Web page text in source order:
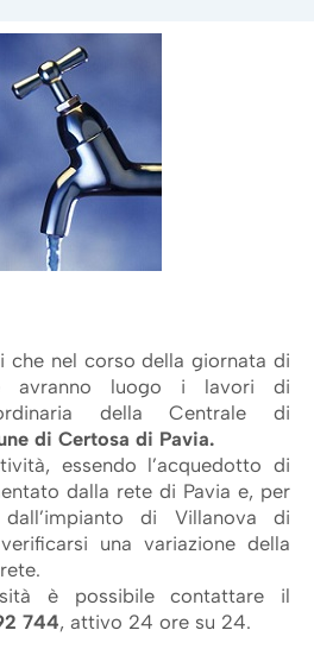
che nel corso della giornata di
avranno luogo i lavori di
della Centrale di
di Certosa di Pavia.
essendo l’acquedotto di
dalla rete di Pavia e, per
di Villanova di
una variazione della
è possibile contattare il
744, attivo 24 ore su 24.